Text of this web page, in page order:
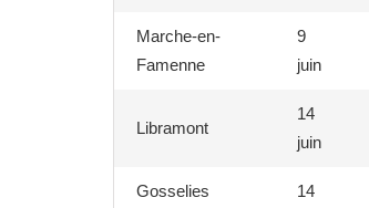
Marche-en-
Famenne
9
juin
Libramont
14
juin
Gosselies
14